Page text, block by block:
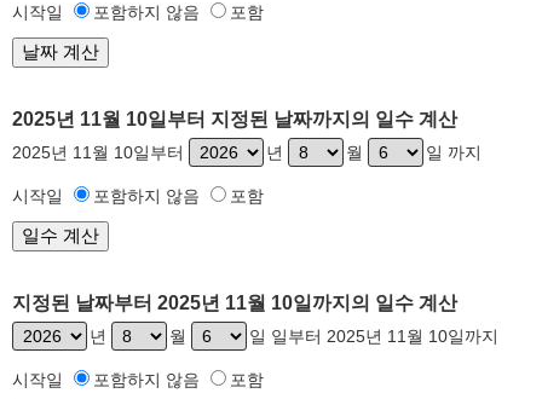
시작일 포함하지 않음 포함
2025년 11월 10일부터 지정된 날짜까지의 일수 계산
2025년 11월 10일부터 년 월 일 까지
시작일 포함하지 않음 포함
지정된 날짜부터 2025년 11월 10일까지의 일수 계산
년 월 일 일부터 2025년 11월 10일까지
시작일 포함하지 않음 포함